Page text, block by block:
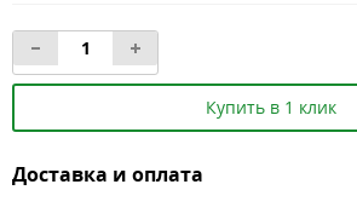
Купить в 1 клик
Доставка и оплата